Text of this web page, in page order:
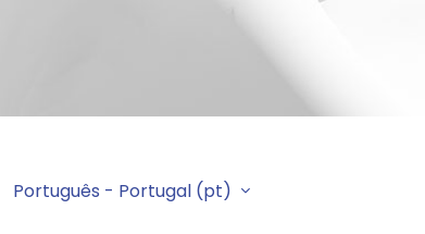
Português - Portugal ‎(pt)‎